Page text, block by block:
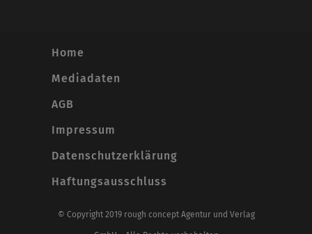
Home
Mediadaten
AGB
Impressum
Datenschutzerklärung
Haftungsausschluss
© Copyright 2019 rough concept Agentur und Verlag